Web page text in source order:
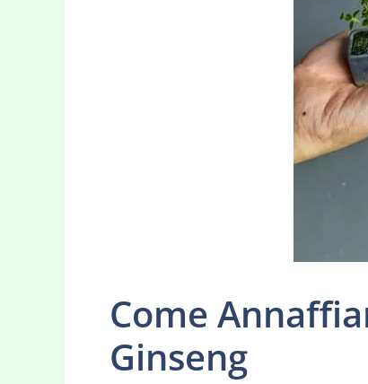
Come
Ginseng